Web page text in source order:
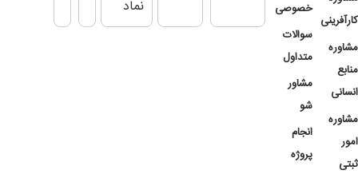
کارآفرینی
مشاوره
منابع
انسانی
مشاوره
امور
ثبتی
خصوصی
سوالات
متداول
مشاور
شو
انجام
پروژه